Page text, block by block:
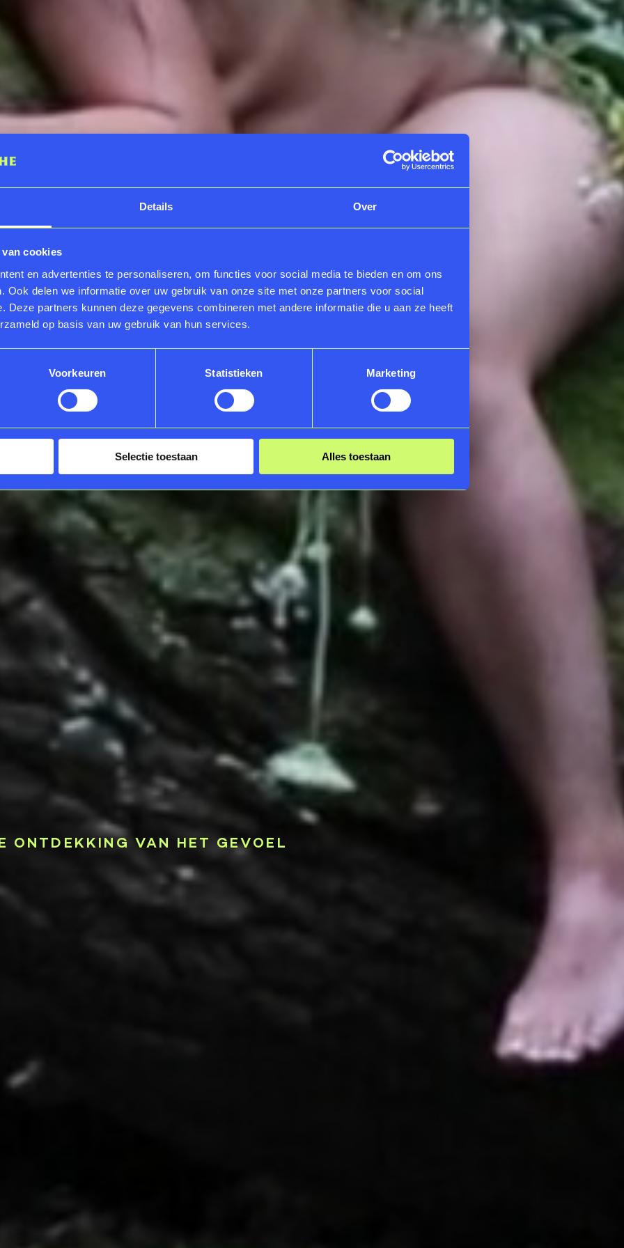
Details Over
cookies
en advertenties te personaliseren, om functies voor social media te bieden en om ons
Ook delen we informatie over uw gebruik van onze site met onze partners voor social
Deze partners kunnen deze gegevens combineren met andere informatie die u aan ze heeft
op basis van uw gebruik van hun services.
Voorkeuren Statistieken Marketing
Selectie toestaan Alles toestaan
ONTDEKKING VAN HET GEVOEL